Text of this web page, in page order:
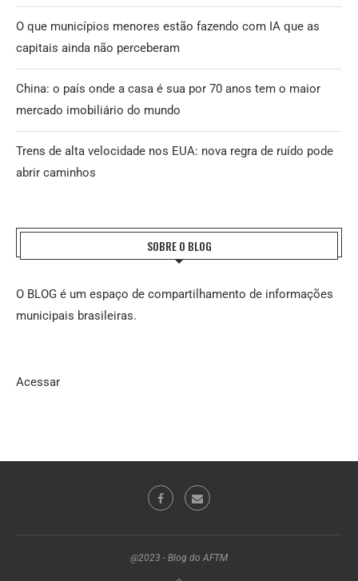
O que municípios menores estão fazendo com IA que as
capitais ainda não perceberam
China: o país onde a casa é sua por 70 anos tem o maior
mercado imobiliário do mundo
Trens de alta velocidade nos EUA: nova regra de ruído pode
abrir caminhos
SOBRE O BLOG
O BLOG é um espaço de compartilhamento de informações
municipais brasileiras.
Acessar
@2023 - Blog do AFTM